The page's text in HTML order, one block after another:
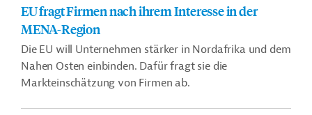
EU fragt Firmen nach ihrem Interesse in der
MENA-Region
Die EU will Unternehmen stärker in Nordafrika und dem
Nahen Osten einbinden. Dafür fragt sie die
Markteinschätzung von Firmen ab.